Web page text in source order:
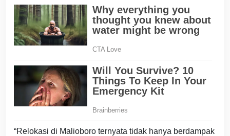
“Relokasi di Malioboro ternyata tidak hanya berdampak